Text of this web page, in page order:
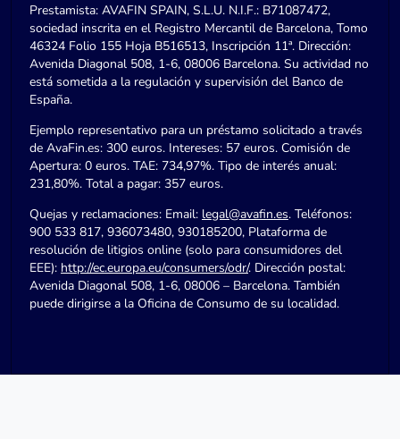
Prestamista: AVAFIN SPAIN, S.L.U. N.I.F.: B71087472,
sociedad inscrita en el Registro Mercantil de Barcelona, Tomo
46324 Folio 155 Hoja B516513, Inscripción 11ª. Dirección:
Avenida Diagonal 508, 1-6, 08006 Barcelona. Su actividad no
está sometida a la regulación y supervisión del Banco de
España.
Ejemplo representativo para un préstamo solicitado a través
de AvaFin.es: 300 euros. Intereses: 57 euros. Comisión de
Apertura: 0 euros. TAE: 734,97%. Tipo de interés anual:
231,80%. Total a pagar: 357 euros.
Quejas y reclamaciones: Email: legal@avafin.es. Teléfonos:
900 533 817, 936073480, 930185200, Plataforma de
resolución de litigios online (solo para consumidores del
EEE): http://ec.europa.eu/consumers/odr/. Dirección postal:
Avenida Diagonal 508, 1-6, 08006 – Barcelona. También
puede dirigirse a la Oficina de Consumo de su localidad.